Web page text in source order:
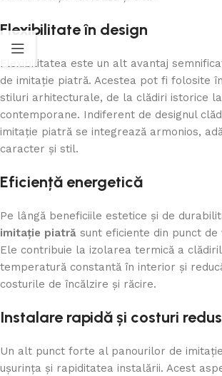
Flexibilitate în design
Flexibilitatea este un alt avantaj
de imitație piatră. Acestea pot fi folosite
stiluri arhitecturale, de la clădiri istorice
contemporane. Indiferent de designul
imitație piatră se integrează armonios,
caracter și stil.
Eficiență energetică
Pe lângă beneficiile estetice și de
imitație piatră sunt eficiente din punct de
Ele contribuie la izolarea termică a
temperatură constantă în interior și
costurile de încălzire și răcire.
Instalare rapidă și costuri
Un alt punct forte al panourilor de
ușurința și rapiditatea instalării. Acest